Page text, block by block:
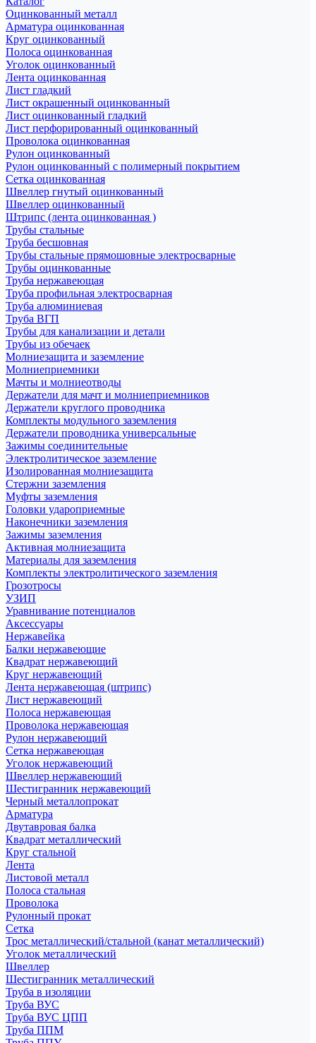
Оцинкованный металл
Арматура оцинкованная
Круг оцинкованный
Полоса оцинкованная
Уголок оцинкованный
Лента оцинкованная
Лист гладкий
Лист окрашенный оцинкованный
Лист оцинкованный гладкий
Лист перфорированный оцинкованный
Проволока оцинкованная
Рулон оцинкованный
Рулон оцинкованный с полимерный покрытием
Сетка оцинкованная
Швеллер гнутый оцинкованный
Швеллер оцинкованный
Штрипс (лента оцинкованная )
Трубы стальные
Труба бесшовная
Трубы стальные прямошовные электросварные
Трубы оцинкованные
Труба нержавеющая
Труба профильная электросварная
Труба алюминиевая
Труба ВГП
Трубы для канализации и детали
Трубы из обечаек
Молниезащита и заземление
Молниеприемники
Мачты и молниеотводы
Держатели для мачт и молниеприемников
Держатели круглого проводника
Комплекты модульного заземления
Держатели проводника универсальные
Зажимы соединительные
Электролитическое заземление
Изолированная молниезащита
Стержни заземления
Муфты заземления
Головки удароприемные
Наконечники заземления
Зажимы заземления
Активная молниезащита
Материалы для заземления
Комплекты электролитического заземления
Грозотросы
УЗИП
Уравнивание потенциалов
Аксессуары
Нержавейка
Балки нержавеющие
Квадрат нержавеющий
Круг нержавеющий
Лента нержавеющая (штрипс)
Лист нержавеющий
Полоса нержавеющая
Проволока нержавеющая
Рулон нержавеющий
Сетка нержавеющая
Уголок нержавеющий
Швеллер нержавеющий
Шестигранник нержавеющий
Черный металлопрокат
Арматура
Двутавровая балка
Квадрат металлический
Круг стальной
Лента
Листовой металл
Полоса стальная
Проволока
Рулонный прокат
Сетка
Трос металлический/стальной (канат металлический)
Уголок металлический
Швеллер
Шестигранник металлический
Труба в изоляции
Труба ВУС
Труба ВУС ЦПП
Труба ППМ